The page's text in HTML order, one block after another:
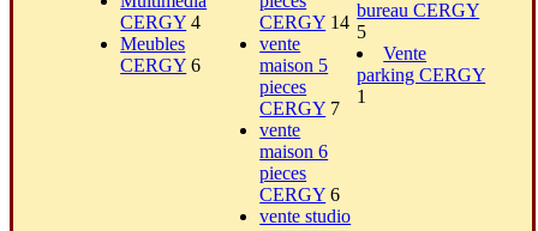
CERGY 4
Meubles
CERGY 6
CERGY 14
vente
maison 5
pieces
CERGY 7
vente
maison 6
pieces
CERGY 6
vente studio
bureau CERGY
5
Vente
parking CERGY
1